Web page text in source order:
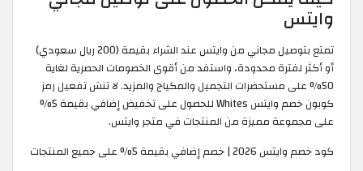
وايتس
تمتع بتوصيل مجاني من وايتس عند الشراء بقيمة (200 ريال سعودي)
أو أكثر لفترة محدودة، واستفد من أقوى الخصومات الحصرية لغاية
50% على مستحضرات التجميل والمكياج والمزيد. لا تنسَ تفعيل رمز
كوبون خصم وايتس Whites للحصول على تخفيض إضافي بقيمة 5%
على مجموعة مميزة من المنتجات في متجر وايتس.
كود خصم وايتس 2026 | خصم إضافي بقيمة 5% على جميع المنتجات